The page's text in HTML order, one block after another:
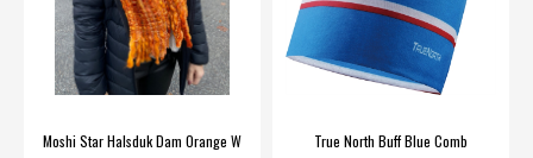
Moshi Star Halsduk Dam Orange W
True North Buff Blue Comb